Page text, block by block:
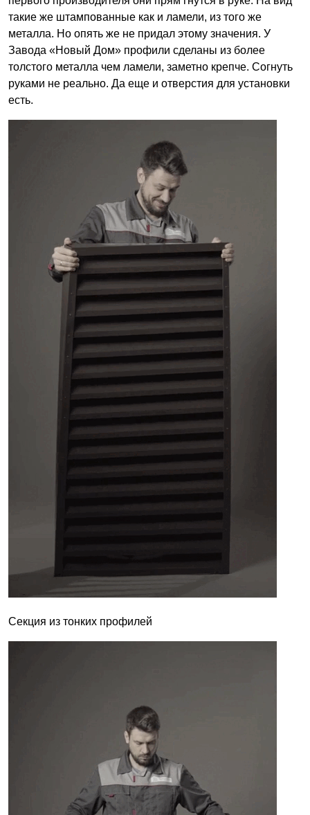
такие же штампованные как и ламели, из того же
металла. Но опять же не придал этому значения. У
Завода «Новый Дом» профили сделаны из более
толстого металла чем ламели, заметно крепче. Согнуть
руками не реально. Да еще и отверстия для установки
есть.
Секция из тонких профилей